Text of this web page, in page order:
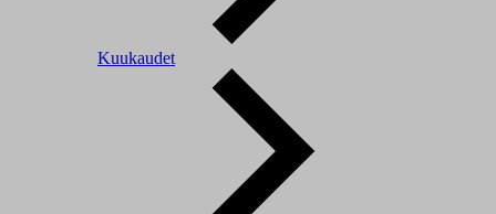
Kuukaudet